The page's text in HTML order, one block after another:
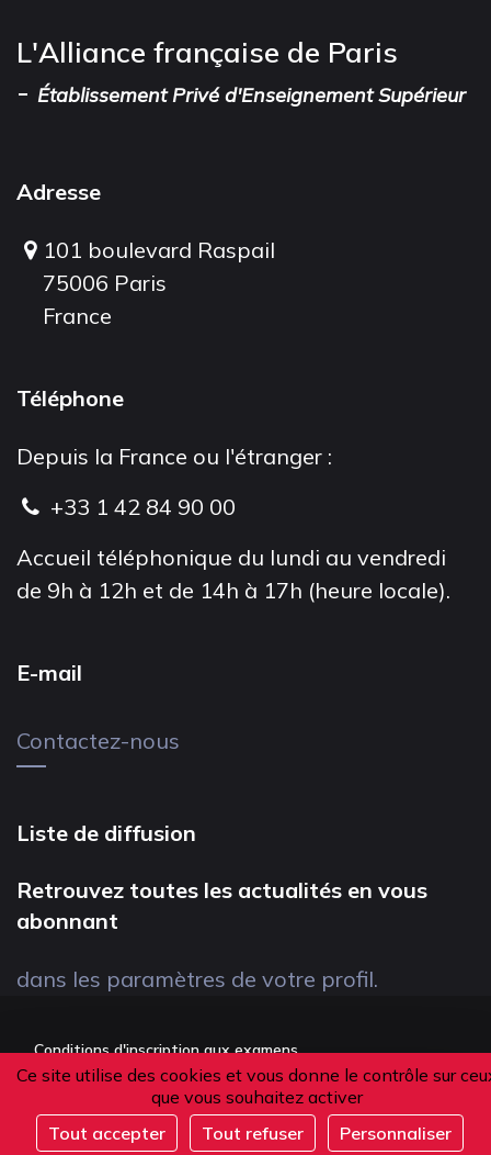
Ce site utilise des cookies et vous donne le contrôle sur
que vous souhaitez activer
Tout accepter
Tout refuser Personnaliser
L'Alliance française de Paris
- Établissement Privé d'Enseignement Supérieur
Adresse
101 boulevard Raspail
75006 Paris
France
Téléphone
Depuis la France ou l'étranger :
+33 1 42 84 90 00
Accueil téléphonique du lundi au vendredi
de 9h à 12h et de 14h à 17h (heure locale).
E-mail
Contactez-nous
Liste de diffusion
Retrouvez toutes les actualités en vous
abonnant
dans les paramètres de votre profil.
Conditions d'inscription aux examens
Politique de confidentialité
Conditions générales de vente
Suivez-nous